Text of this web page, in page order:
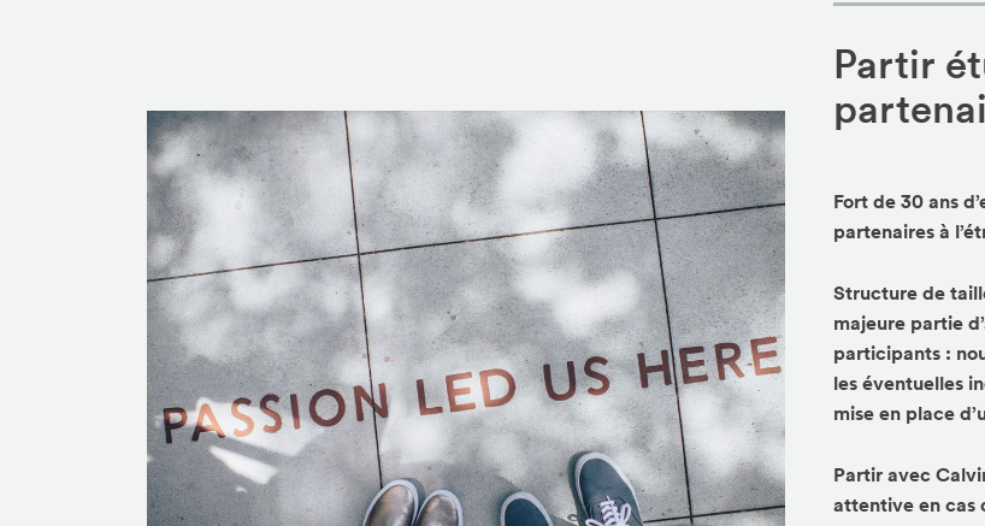
Partir
Fort de 30 ans
partenaires à
Structure de
majeure partie
participants :
les éventuelles
mise en place
Partir avec
attentive en cas